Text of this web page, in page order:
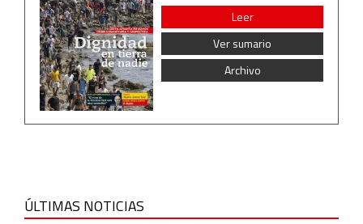
Leer
Ver sumario
Archivo
ÚLTIMAS NOTICIAS